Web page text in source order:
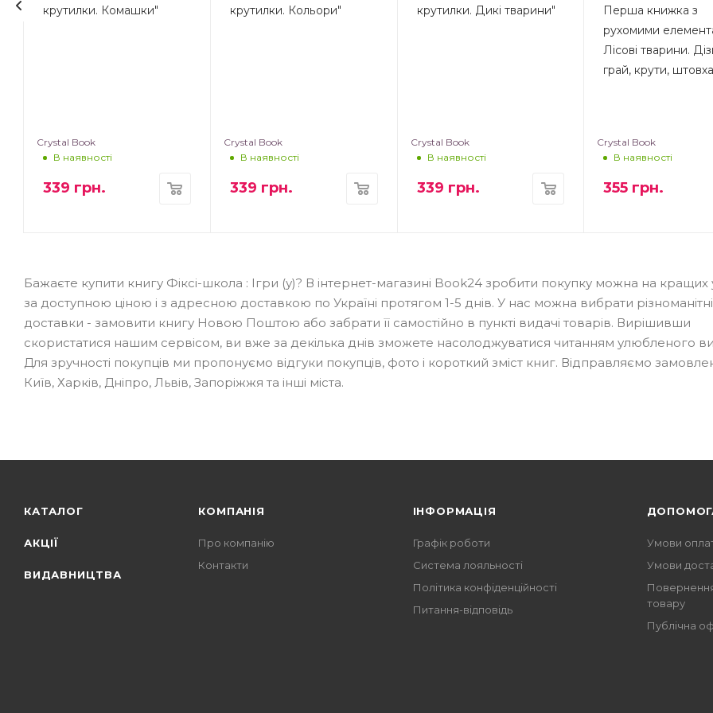
крутилки. Комашки"
Crystal Book
В наявності
339 грн.
крутилки. Кольори"
Crystal Book
В наявності
339 грн.
крутилки. Дикі тварини"
Crystal Book
В наявності
339 грн.
Перша книжка з
рухомими
Лісові тварини.
грай, крути,
Crystal Book
В наявності
355 грн.
Бажаєте купити книгу Фіксі-школа : Ігри (у)? В інтернет-магазині Book24 зробити покупку можна на кращих
за доступною ціною і з адресною доставкою по Україні протягом 1-5 днів. У нас можна вибрати різноманітні
доставки - замовити книгу Новою Поштою або забрати її самостійно в пункті видачі товарів. Вирішивши
скористатися нашим сервісом, ви вже за декілька днів зможете насолоджуватися читанням улюбленого
Для зручності покупців ми пропонуємо відгуки покупців, фото і короткий зміст книг. Відправляємо
Київ, Харків, Дніпро, Львів, Запоріжжя та інші міста.
КАТАЛОГ
АКЦІЇ
ВИДАВНИЦТВА
КОМПАНІЯ
Про компанію
Контакти
ІНФОРМАЦІЯ
Графік роботи
Система лояльності
Політика конфіденційності
Питання-відповідь
Умови
Умови
товару
Публічна